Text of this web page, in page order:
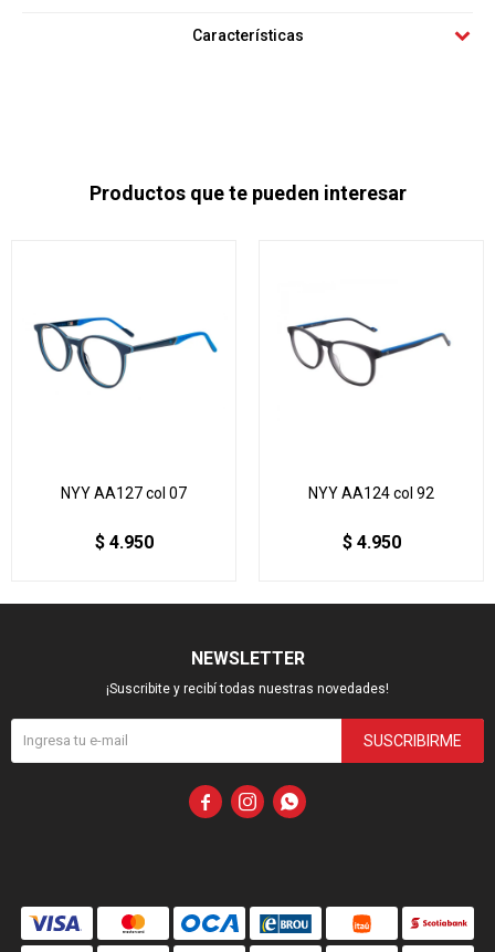
Características
Productos que te pueden interesar
NYY AA127 col 07
$ 4.950
NYY AA124 col 92
$ 4.950
NEWSLETTER
¡Suscribite y recibí todas nuestras novedades!
SUSCRIBIRME
  